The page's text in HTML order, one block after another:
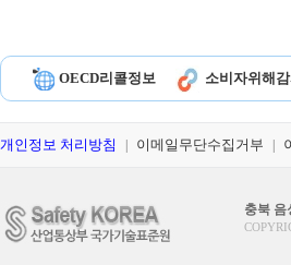
OECD리콜정보 소비자위해
개인정보 처리방침 이메일무단수집거부
충북 음